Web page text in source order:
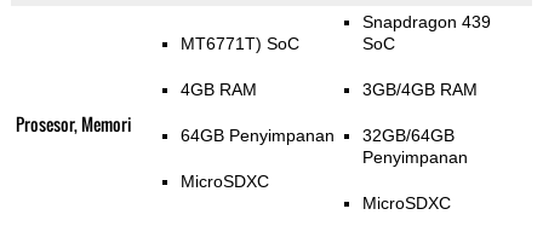
Prosesor, Memori
MT6771T) SoC
4GB RAM
64GB Penyimpanan
MicroSDXC
Snapdragon 439
SoC
3GB/4GB RAM
32GB/64GB
Penyimpanan
MicroSDXC